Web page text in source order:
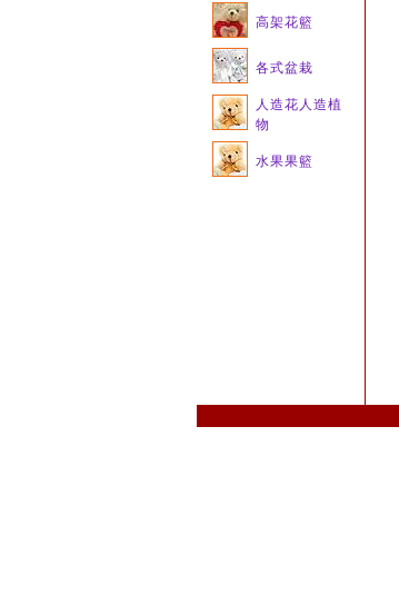
高架花籃
各式盆栽
人造花人造植
物
水果果籃